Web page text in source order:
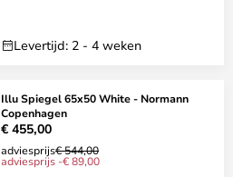
Levertijd: 2 - 4 weken
Illu Spiegel 65x50 White - Normann
Copenhagen
€ 455,00
adviesprijs€ 544,00
adviesprijs -€ 89,00